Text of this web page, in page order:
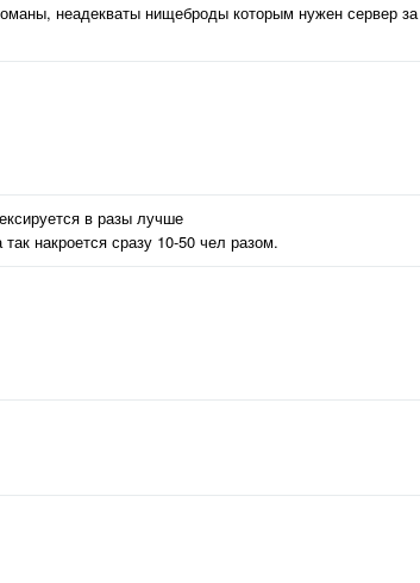
неадекваты нищеброды которым нужен сервер
в разы лучше
накроется сразу 10-50 чел разом.